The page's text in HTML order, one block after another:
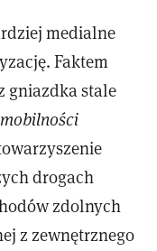
medialne
Faktem
gniazdka stale
drogach
zdolnych
z zewnętrznego